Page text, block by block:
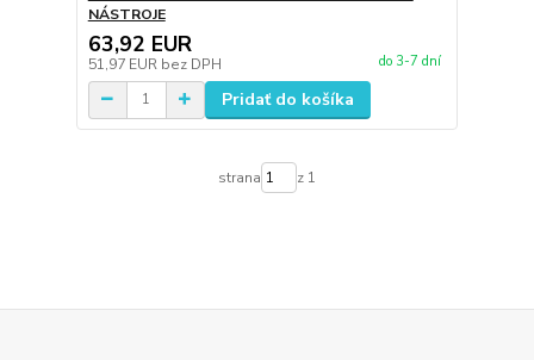
NÁSTROJE
63,92 EUR
51,97 EUR bez DPH do 3-7 dní
Pridať do košíka
strana z 1